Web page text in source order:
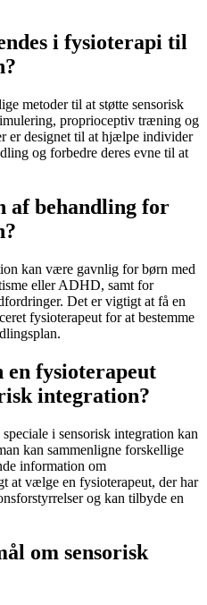
i fysioterapi til
metoder til at støtte sensorisk
proprioceptiv træning og
er designet til at hjælpe individer
og forbedre deres evne til at
af behandling for
kan være gavnlig for børn med
eller ADHD, samt for
Det er vigtigt at få en
fysioterapeut for at bestemme
fysioterapeut
integration?
speciale i sensorisk integration kan
kan sammenligne forskellige
information om
at vælge en fysioterapeut, der har
og kan tilbyde en
om sensorisk